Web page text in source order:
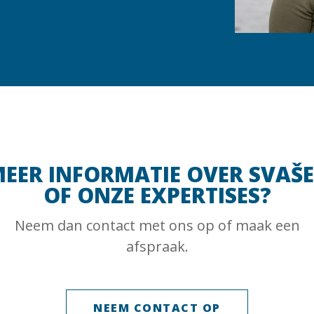
INFORMATIE OVER
OF ONZE EXPERTISES?
Neem dan contact met ons op of maak een
afspraak.
NEEM CONTACT OP